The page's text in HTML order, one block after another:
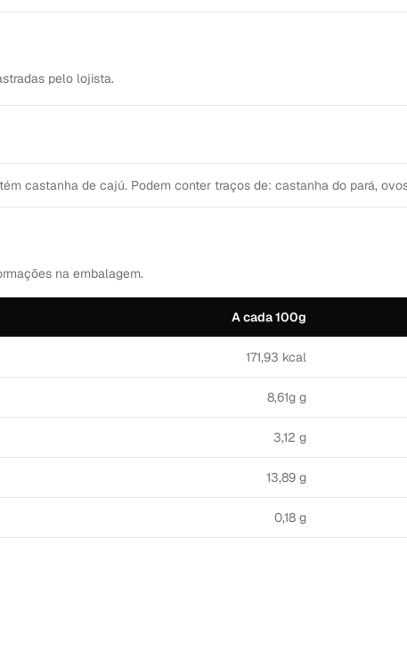
pelo lojista.
castanha de cajú. Podem conter traços de: castanha do pará,
na embalagem.
A cada 100g
171,93 kcal
8,61g g
3,12 g
13,89 g
0,18 g